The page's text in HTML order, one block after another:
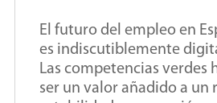
El futuro del empleo en
es indiscutiblemente
Las competencias verdes
ser un valor añadido a un